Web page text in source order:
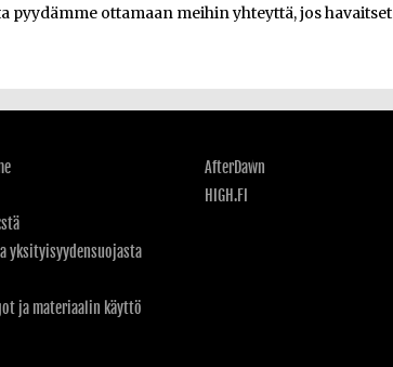
pyydämme ottamaan meihin yhteyttä, jos havaitset
yksityisyydensuojasta
ja materiaalin käyttö
AfterDawn
HIGH.FI